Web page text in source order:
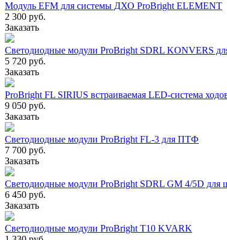
Модуль EFM для системы ДХО ProBright ELEMENT
2 300 руб.
Заказать
Cветодиодные модули ProBright SDRL KONVERS
5 720 руб.
Заказать
ProBright FL SIRIUS встраиваемая LED-система
9 050 руб.
Заказать
Светодиодные модули ProBright FL-3 для ПТФ
7 700 руб.
Заказать
Cветодиодные модули ProBright SDRL GM 4/5D
6 450 руб.
Заказать
Светодиодные модули ProBright T10 KVARK